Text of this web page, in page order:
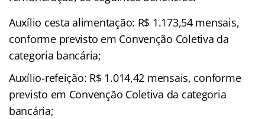
Auxílio cesta alimentação: R$ 1.173,54 mensais,
conforme previsto em Convenção Coletiva da
categoria bancária;
Auxílio-refeição: R$ 1.014,42 mensais, conforme
previsto em Convenção Coletiva da categoria
bancária;